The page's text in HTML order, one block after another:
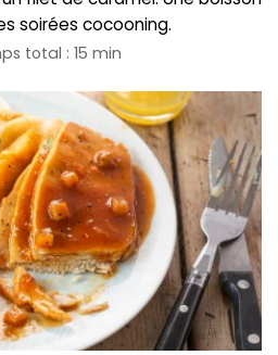
soirées cocooning.
total : 15 min